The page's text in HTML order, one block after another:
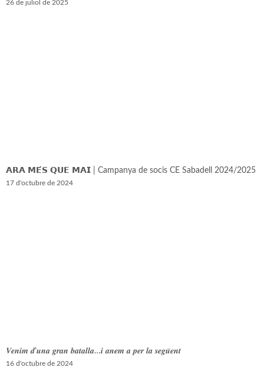
26 de juliol de 2025
𝗔𝗥𝗔 𝗠𝗘́𝗦 𝗤𝗨𝗘 𝗠𝗔𝗜 | Campanya de socis CE Sabadell 2024/2025
17 d'octubre de 2024
𝑽𝒆𝒏𝒊𝒎 𝒅’𝒖𝒏𝒂 𝒈𝒓𝒂𝒏 𝒃𝒂𝒕𝒂𝒍𝒍𝒂…𝒊 𝒂𝒏𝒆𝒎 𝒂 𝒑𝒆𝒓 𝒍𝒂 𝒔𝒆𝒈𝒖̈𝒆𝒏𝒕
16 d'octubre de 2024